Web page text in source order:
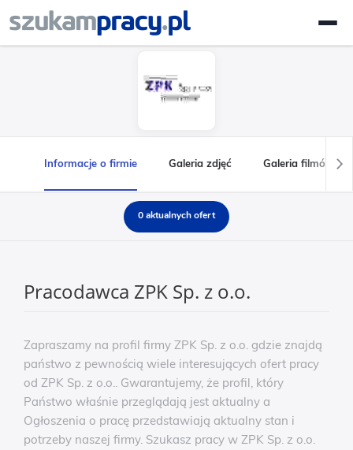
Informacje o firmie Galeria zdjęć Galeria filmów
0 aktualnych ofert
Pracodawca ZPK Sp. z o.o.
Zapraszamy na profil firmy ZPK Sp. z o.o. gdzie znajdą
państwo z pewnością wiele interesujących ofert pracy
od ZPK Sp. z o.o.. Gwarantujemy, że profil, który
Państwo właśnie przeglądają jest aktualny a
Ogłoszenia o pracę przedstawiają aktualny stan i
potrzeby naszej firmy. Szukasz pracy w ZPK Sp. z o.o.